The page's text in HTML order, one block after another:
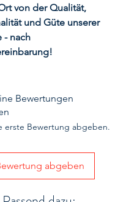
von der Qualität,
und Güte unserer
- nach
Bewertungen
erste Bewertung abgeben.
abgeben